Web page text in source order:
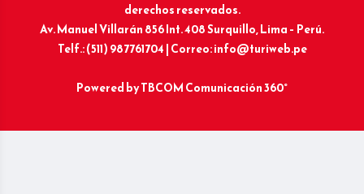
derechos reservados.
Av. Manuel Villarán 856 Int. 408 Surquillo, Lima – Perú.
Telf.: (511) 987761704 | Correo: info@turiweb.pe
Powered byTBCOM Comunicación 360°